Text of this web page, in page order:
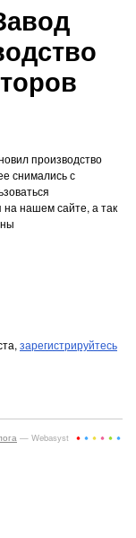
производство
снимались с
на нашем сайте, а так
зарегистрируйтесь
— Webasyst